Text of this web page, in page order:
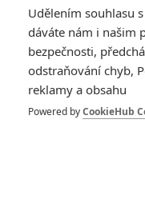
拆彈專家
1 ČLÁNEK | 30.07.2026 20:14
Děti krve a kostí:
dobrodružství s vůní
Spider-Man: Zbrusu nový
Udělením souhlasu
dáváte nám i našim
bezpečnosti,
odstraňování chyb,
reklamy a obsahu
Powered byCookieHub